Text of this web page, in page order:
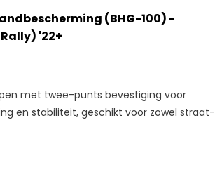
(BHG-100) -
'22+
met twee-punts bevestiging voor
en stabiliteit, geschikt voor zowel straat-